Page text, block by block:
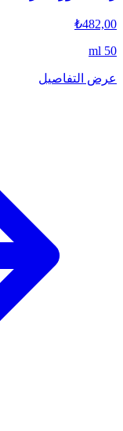
₺482,00
50 ml
عرض التفاصيل